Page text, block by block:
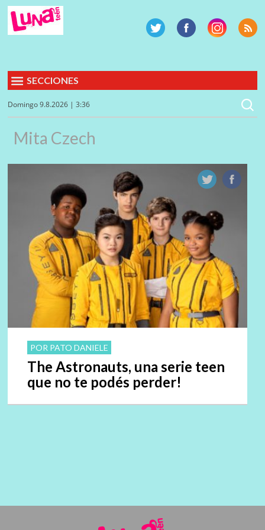
SECCIONES
Domingo 9.8.2026 | 3:36
Mita Czech
POR PATO DANIELE
The Astronauts, una serie teen
que no te podés perder!